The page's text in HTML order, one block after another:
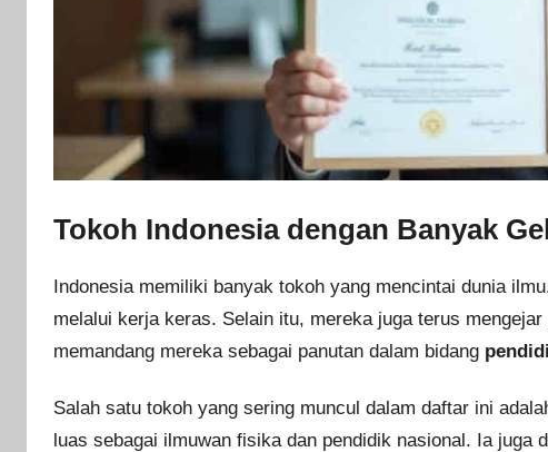
Tokoh Indonesia dengan Banyak
Indonesia memiliki banyak tokoh yang mencintai dunia
melalui kerja keras. Selain itu, mereka juga terus
memandang mereka sebagai panutan dalam bidang
Salah satu tokoh yang sering muncul dalam daftar ini
luas sebagai ilmuwan fisika dan pendidik nasional. Ia juga